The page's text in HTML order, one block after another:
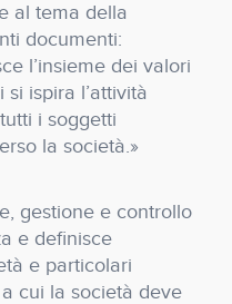
al tema della
documenti:
l’insieme dei valori
ispira l’attività
i soggetti
la società.»
gestione e controllo
e definisce
e particolari
cui la società deve